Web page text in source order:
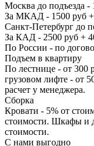
Москва до подъезда -
За МКАД - 1500 руб
Санкт-Петербург до
За КАД - 2500 руб +
По России - по
Подъем в квартиру
По лестнице - от 300
грузовом лифте - от
расчет у менеджера.
Сборка
Кровати - 5% от
стоимости. Шкафы и
стоимости.
С нами выгодно